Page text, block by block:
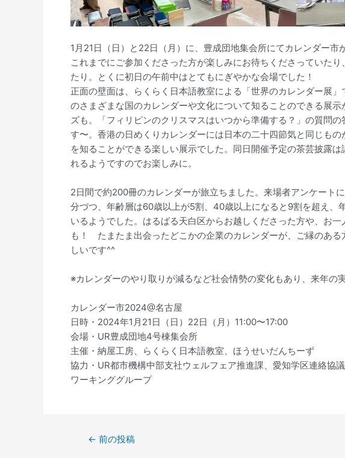
1月21日（日）と22日（月）に、豊成団地集会所にてカレンダー市
これまでにご参加くださった方が楽しみにお待ちくださっていた
たり。とくに初日の午前中はとてもにぎやかな会場でした！
正面の壁面は、らくらく日本語教室による「世界のカレンダー展
のさまざまな国のカレンダーや文化について知ることのできる展
ズも。「フィリピンのクリスマスはいつから準備する？」の質問
す〜。香港の日めくりカレンダーには日本の二十四節気と同じも
を知ることができる楽しい展示でした。同日開催予定の茶芸披露
れるようですのでお楽しみに。
2日間で約200冊のカレンダーが旅立ちました。来場者アンケート
分づつ、年齢層は60歳以上が5割、40歳以上になると9割を超え、
いるようでした。はるばる天白区からお越しくださった方や、お
も！ たまたま出会ったどこかの企業のカレンダーが、ご縁のあ
しいです^^
※カレンダーのやり取りが減るなど社会情勢の変化もあり、来年の
カレンダー市2024@名古屋
日時・2024年1月21日（日）22日（月）11:00〜17:00
会場・UR豊成団地4号棟集会所
主催・納屋工房、らくらく日本語教室、ほうせいだんちーず
協力・UR都市機構中部支社ウェルフェア推進課、愛知学区連絡協
ワーキンググループ
← 前の投稿